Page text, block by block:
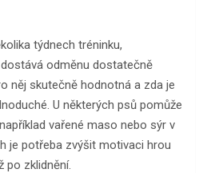
týdnech tréninku,
odměnu dostatečně
něj skutečně hodnotná a zda je
U některých psů pomůže
vařené maso nebo sýr v
je potřeba zvýšit motivaci hrou
po zklidnění.